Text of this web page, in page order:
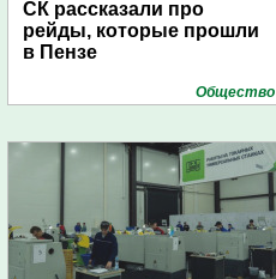
СК рассказали про
рейды, которые прошли
в Пензе
Общество